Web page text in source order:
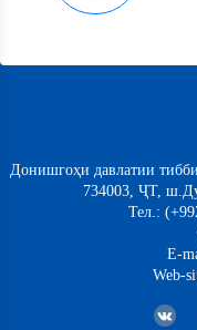
Донишгоҳи давлатии
734003, ҶТ,
Тел.:
E-
Web-